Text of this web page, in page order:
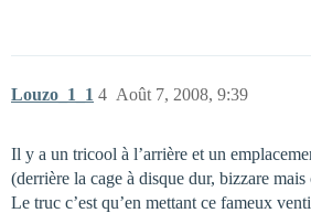
Louzo_1_1 Août 7, 2008, 9:39
4
Il y a un tricool à l’arrière et un
(derrière la cage à disque dur, bizzare mais
Le truc c’est qu’en mettant ce fameux